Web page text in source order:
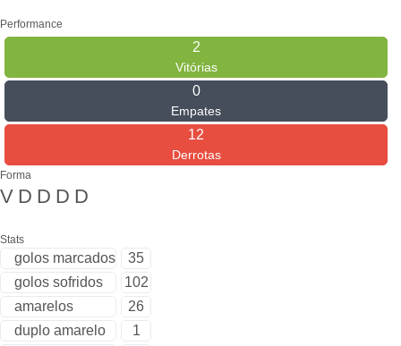
Performance
2
Vitórias
0
Empates
12
Derrotas
Forma
V D D D D
Stats
golos marcados
35
golos sofridos
102
amarelos
26
duplo amarelo
1